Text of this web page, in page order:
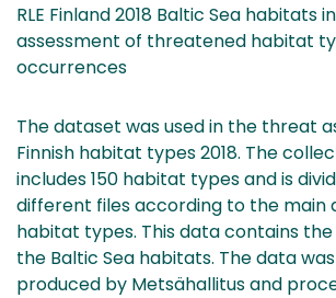
RLE Finland 2018 Baltic Sea habitats
assessment of threatened habitat
occurrences
The dataset was used in the threat
Finnish habitat types 2018. The
includes 150 habitat types and is
different files according to the main
habitat types. This data contains
the Baltic Sea habitats. The data
produced by Metsähallitus and